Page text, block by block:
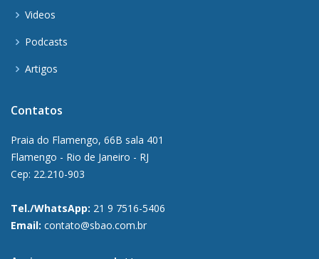
Videos
Podcasts
Artigos
Contatos
Praia do Flamengo, 66B sala 401
Flamengo - Rio de Janeiro - RJ
Cep: 22.210-903
Tel./WhatsApp: 21 9 7516-5406
Email: contato@sbao.com.br